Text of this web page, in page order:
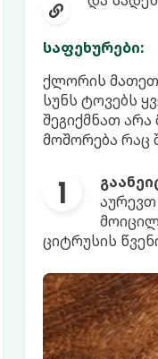
საფეხურები:
ქლორის
სუნს ტოვებს
შეგიქმნათ
მოშორება რაც
ციტრუსის